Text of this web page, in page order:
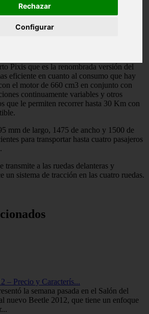
Rechazar
Configurar
miembro de la nueva gama Pixis, el
algo mas que un equivalente del
segundo y el tercero fueron los Pixis
esencialmente réplicas de los
Van.
Pixis que es la renombrada versión del
eficiente en cuanto al consumo que hay
el motor de 660 cm3 en conjunto con
continuamente variables y otros
que le permiten recorrer hasta 30 Km con
mm de largo, 1475 de ancho y 1500 de
para transportar hasta cuatro pasajeros
transmite a las ruedas delanteras y
un sistema de tracción en las cuatro ruedas.
– Precio y Caracterís...
la semana pasada en el Salón del
nuevo Beetle 2012, que tiene un enfoque